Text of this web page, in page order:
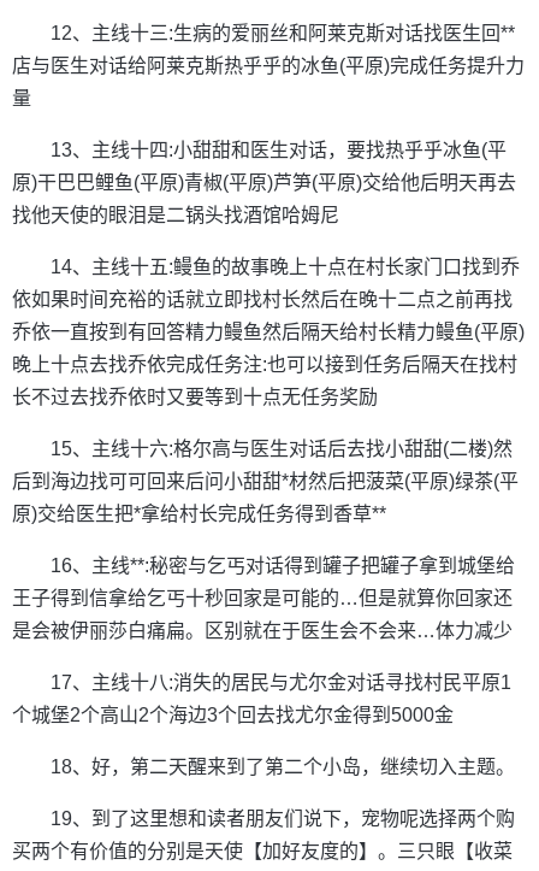
12、主线十三:生病的爱丽丝和阿莱克斯对话找医生回**
店与医生对话给阿莱克斯热乎乎的冰鱼(平原)完成任务提升力
量
13、主线十四:小甜甜和医生对话，要找热乎乎冰鱼(平
原)干巴巴鲤鱼(平原)青椒(平原)芦笋(平原)交给他后明天再去
找他天使的眼泪是二锅头找酒馆哈姆尼
14、主线十五:鳗鱼的故事晚上十点在村长家门口找到乔
依如果时间充裕的话就立即找村长然后在晚十二点之前再找
乔依一直按到有回答精力鳗鱼然后隔天给村长精力鳗鱼(平原)
晚上十点去找乔依完成任务注:也可以接到任务后隔天在找村
长不过去找乔依时又要等到十点无任务奖励
15、主线十六:格尔高与医生对话后去找小甜甜(二楼)然
后到海边找可可回来后问小甜甜*材然后把菠菜(平原)绿茶(平
原)交给医生把*拿给村长完成任务得到香草**
16、主线**:秘密与乞丐对话得到罐子把罐子拿到城堡给
王子得到信拿给乞丐十秒回家是可能的…但是就算你回家还
是会被伊丽莎白痛扁。区别就在于医生会不会来…体力减少
17、主线十八:消失的居民与尤尔金对话寻找村民平原1
个城堡2个高山2个海边3个回去找尤尔金得到5000金
18、好，第二天醒来到了第二个小岛，继续切入主题。
19、到了这里想和读者朋友们说下，宠物呢选择两个购
买两个有价值的分别是天使【加好友度的】。三只眼【收菜